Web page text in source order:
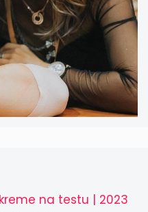
kreme na testu | 2023